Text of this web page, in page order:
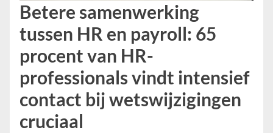
Betere samenwerking
tussen HR en payroll: 65
procent van HR-
professionals vindt intensief
contact bij wetswijzigingen
cruciaal